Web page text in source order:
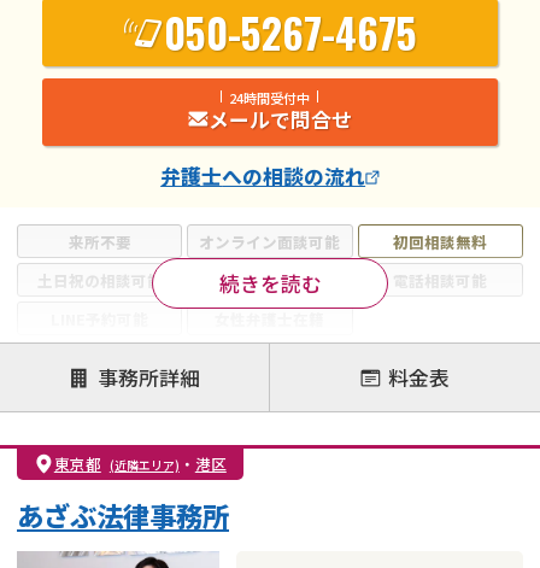
来所不要 オンライン面談可能
初回相談無料
土日祝の相談可能
19時以降電話可能
電話相談可能
注力案件
離婚前相談
離婚調停
離婚裁判
親権・面会交流権
DV
モラハラ
不貞・不倫慰謝料請求
国際離婚
財産分与
続きを読む
050-5267-4675
24時間受付中
メールで問合せ
弁護士への相談の流れ
事務所詳細 料金表
東京都 (近隣エリア) ・ 港区
あざぶ法律事務所